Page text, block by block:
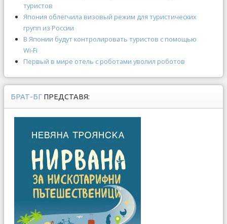
туристов
Япония облегчила визовый режим для туристических
групп из России
В Японии будут контролировать туристов с помощью
Wi-Fi
Первый в мире отель с роботами уволил роботов
БРАТ-БГ ПРЕДСТАВЯ: